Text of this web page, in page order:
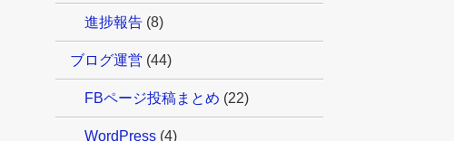
進捗報告 (8)
ブログ運営 (44)
FBページ投稿まとめ (22)
WordPress (4)